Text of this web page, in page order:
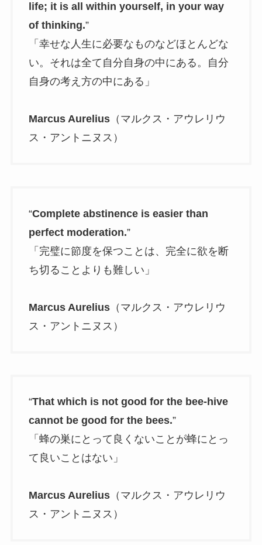
life; it is all within yourself, in your way
of thinking.”
「幸せな人生に必要なものなどほとんどな
い。それは全て自分自身の中にある。自分
自身の考え方の中にある」
Marcus Aurelius（マルクス・アウレリウ
ス・アントニヌス）
“Complete abstinence is easier than
perfect moderation.”
「完璧に節度を保つことは、完全に欲を断
ち切ることよりも難しい」
Marcus Aurelius（マルクス・アウレリウ
ス・アントニヌス）
“That which is not good for the bee-hive
cannot be good for the bees.”
「蜂の巣にとって良くないことが蜂にとっ
て良いことはない」
Marcus Aurelius（マルクス・アウレリウ
ス・アントニヌス）